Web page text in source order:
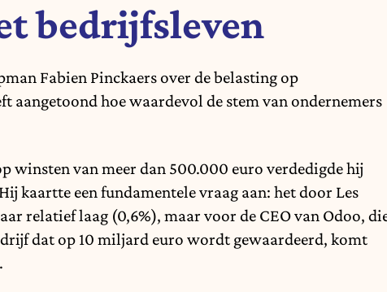
bedrijfsleven
Fabien Pinckaers over de belasting op
aangetoond hoe waardevol de stem van ondernemers
winsten van meer dan 500.000 euro verdedigde hij
kaartte een fundamentele vraag aan: het door Les
relatief laag (0,6%), maar voor de CEO van Odoo,
dat op 10 miljard euro wordt gewaardeerd, komt